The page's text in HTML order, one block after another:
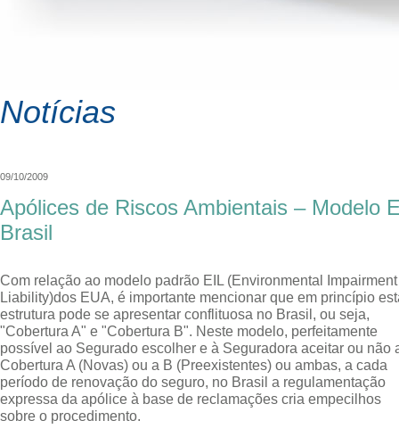
Notícias
09/10/2009
Apólices de Riscos Ambientais – Modelo
Brasil
Com relação ao modelo padrão EIL (Environmental Impairment
Liability)dos EUA, é importante mencionar que em princípio
estrutura pode se apresentar conflituosa no Brasil, ou seja,
"Cobertura A" e "Cobertura B". Neste modelo, perfeitamente
possível ao Segurado escolher e à Seguradora aceitar ou não
Cobertura A (Novas) ou a B (Preexistentes) ou ambas, a cada
período de renovação do seguro, no Brasil a regulamentação
expressa da apólice à base de reclamações cria empecilhos
sobre o procedimento.